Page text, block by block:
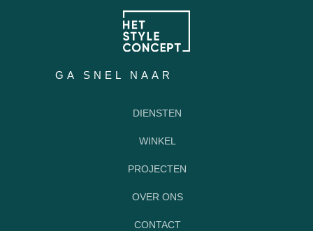
GA SNEL NAAR
DIENSTEN
WINKEL
PROJECTEN
OVER ONS
CONTACT